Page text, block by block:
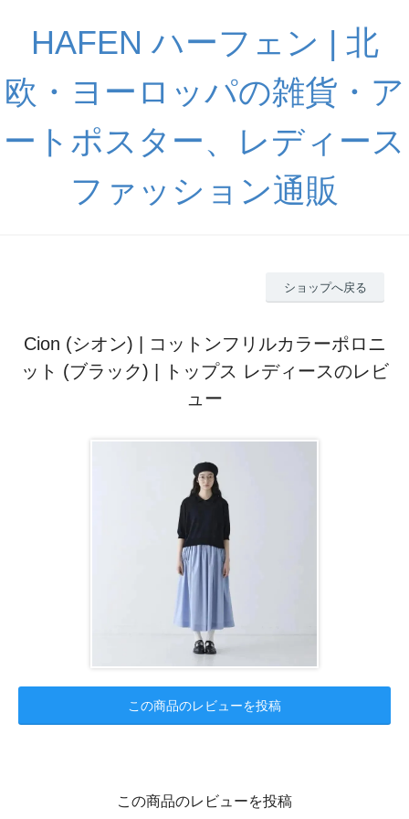
HAFEN ハーフェン | 北
欧・ヨーロッパの雑貨・ア
ートポスター、レディース
ファッション通販
ショップへ戻る
Cion (シオン) | コットンフリルカラーポロニ
ット (ブラック) | トップス レディースのレビ
ュー
この商品のレビューを投稿
この商品のレビューを投稿